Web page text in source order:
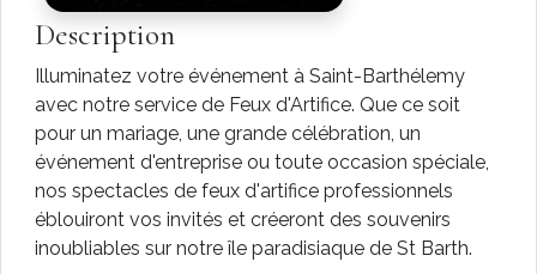
Description
Illuminatez votre événement à Saint-Barthélemy
avec notre service de Feux d'Artifice. Que ce soit
pour un mariage, une grande célébration, un
événement d'entreprise ou toute occasion spéciale,
nos spectacles de feux d'artifice professionnels
éblouiront vos invités et créeront des souvenirs
inoubliables sur notre île paradisiaque de St Barth.